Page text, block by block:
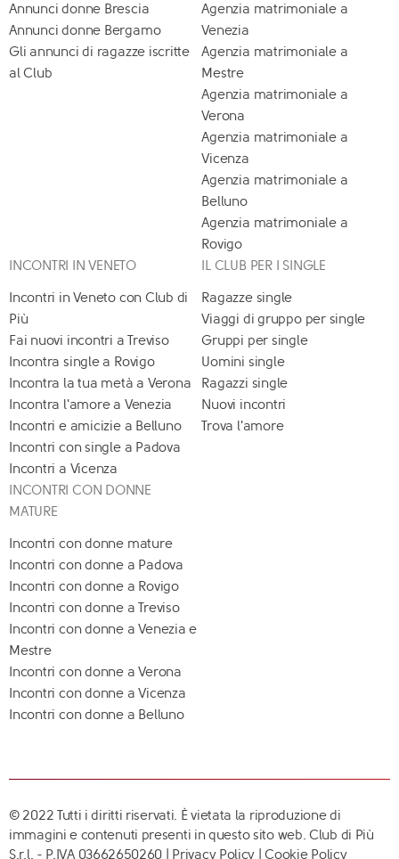
Annunci donne Brescia
Annunci donne Bergamo
Gli annunci di ragazze iscritte
al Club
Agenzia matrimoniale a
Venezia
Agenzia matrimoniale a
Mestre
Agenzia matrimoniale a
Verona
Agenzia matrimoniale a
Vicenza
Agenzia matrimoniale a
Belluno
Agenzia matrimoniale a
Rovigo
INCONTRI IN VENETO
Incontri in Veneto con Club di
Più
Fai nuovi incontri a Treviso
Incontra single a Rovigo
Incontra la tua metà a Verona
Incontra l'amore a Venezia
Incontri e amicizie a Belluno
Incontri con single a Padova
Incontri a Vicenza
IL CLUB PER I SINGLE
Ragazze single
Viaggi di gruppo per single
Gruppi per single
Uomini single
Ragazzi single
Nuovi incontri
Trova l'amore
INCONTRI CON DONNE
MATURE
Incontri con donne mature
Incontri con donne a Padova
Incontri con donne a Rovigo
Incontri con donne a Treviso
Incontri con donne a Venezia e
Mestre
Incontri con donne a Verona
Incontri con donne a Vicenza
Incontri con donne a Belluno
© 2022 Tutti i diritti riservati. È vietata la riproduzione di
immagini e contenuti presenti in questo sito web. Club di Più
S.r.l. - P.IVA 03662650260 | Privacy Policy |Cookie Policy